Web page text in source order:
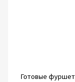
Готовые